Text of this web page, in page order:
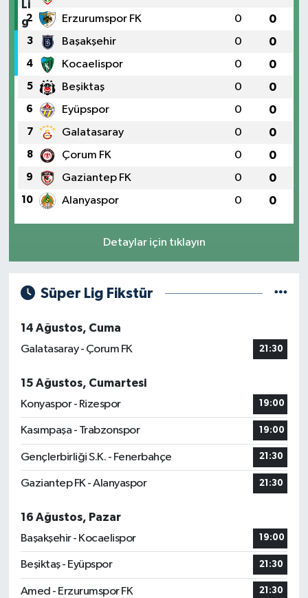
2 Erzurumspor FK 0 0
3 Başakşehir 0 0
4 Kocaelispor 0 0
5 Beşiktaş 0 0
6 Eyüpspor 0 0
7 Galatasaray 0 0
8 Çorum FK 0 0
9 Gaziantep FK 0 0
10 Alanyaspor 0 0
Detaylar için tıklayın
Süper Lig Fikstür
14 Ağustos, Cuma
Galatasaray - Çorum FK
21:30
15 Ağustos, Cumartesi
Konyaspor - Rizespor
19:00
Kasımpaşa - Trabzonspor 19:00
Gençlerbirliği S.K. - Fenerbahçe 21:30
Gaziantep FK - Alanyaspor 21:30
16 Ağustos, Pazar
Başakşehir - Kocaelispor
19:00
Beşiktaş - Eyüpspor 21:30
Amed - Erzurumspor FK 21:30